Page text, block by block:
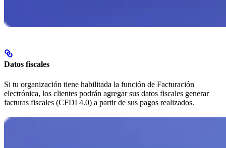
Datos fiscales
Si tu organización tiene habilitada la función de Facturación
electrónica, los clientes podrán agregar sus datos fiscales generar
facturas fiscales (CFDI 4.0) a partir de sus pagos realizados.